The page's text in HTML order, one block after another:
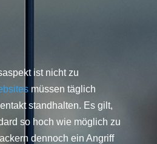
ist nicht zu
müssen täglich
standhalten. Es gilt,
so hoch wie möglich zu
dennoch ein Angriff